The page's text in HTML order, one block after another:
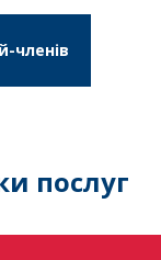
членів
послуг